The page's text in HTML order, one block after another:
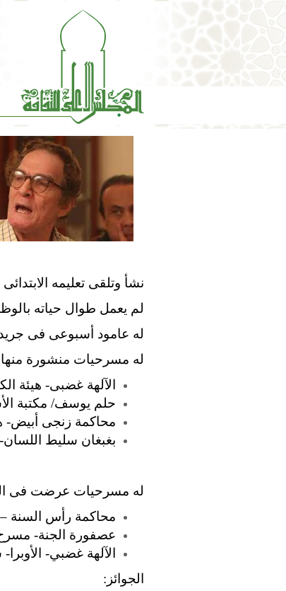
نشأ وتلقى تعليمه
لم يعمل طوال حياته
له عامود أسبوعى فى
له مسرحيات منشورة
الآلهة غضبى- هيئة
حلم يوسف/ مكتبة
محاكمة زنجى أبيض-
بغبغان سليط
له مسرحيات عرضت فى
محاكمة رأس السنة – مسرح
عصفورة الجنة- مسرح البالون- سنة
الآلهة غضبي- الأوبرا- سنة 68- منعت
الجوائز: